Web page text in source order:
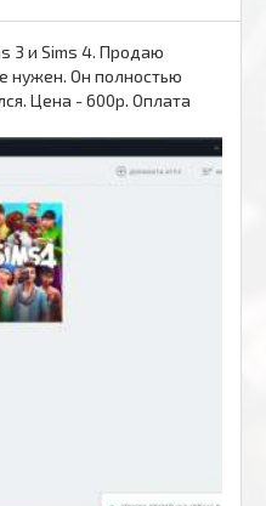
3 и Sims 4. Продаю
нужен. Он полностью
Цена - 600р. Оплата